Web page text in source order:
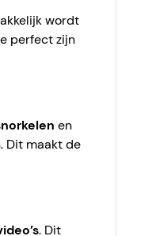
wordt
perfect zijn
en
Dit maakt de
. Dit